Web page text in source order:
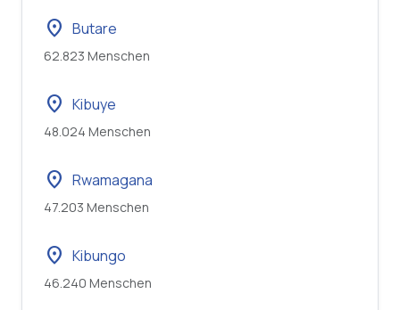
location_on Butare
62.823 Menschen
location_on Kibuye
48.024 Menschen
location_on Rwamagana
47.203 Menschen
location_on Kibungo
46.240 Menschen